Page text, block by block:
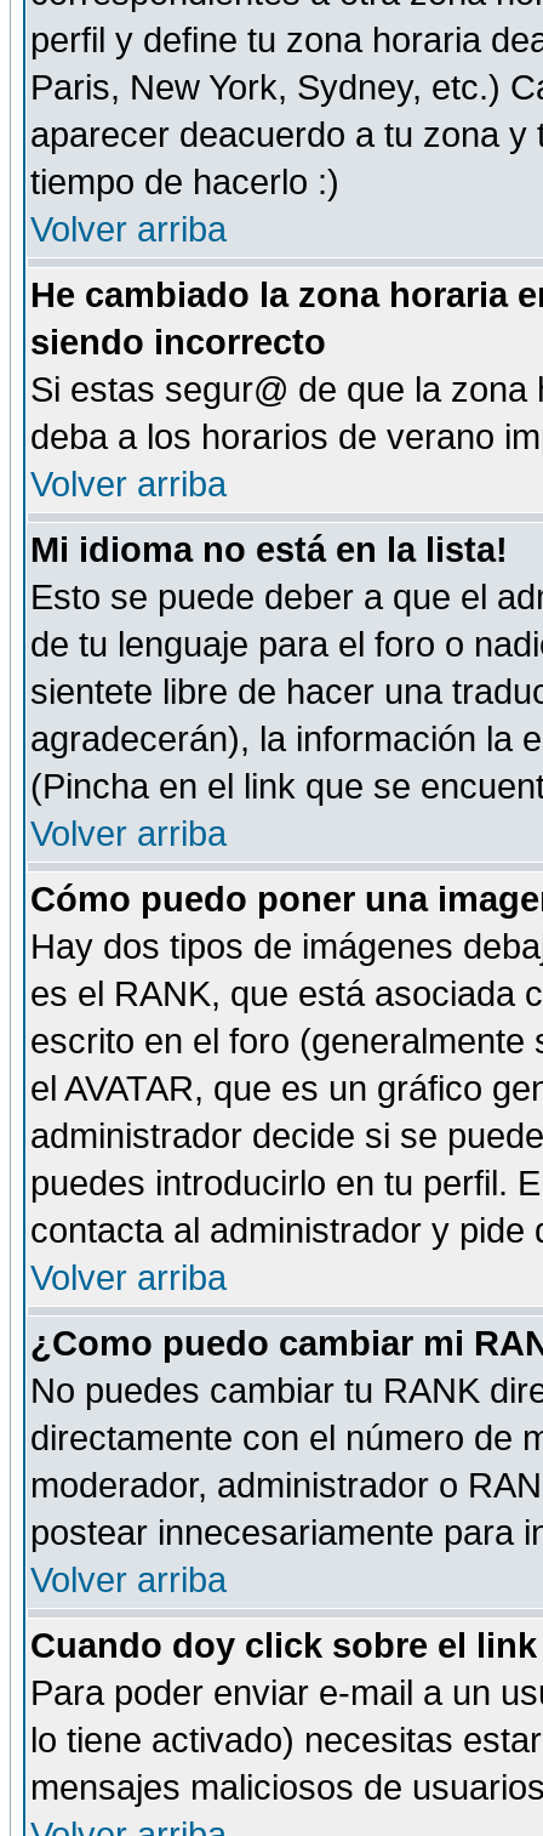
perfil y define tu zona horaria
Paris, New York, Sydney, etc.)
aparecer deacuerdo a tu zona
tiempo de hacerlo :)
Volver arriba
He cambiado la zona horaria
siendo incorrecto
Si estas segur@ de que la
deba a los horarios de verano
Volver arriba
Mi idioma no está en la lista!
Esto se puede deber a que el
de tu lenguaje para el foro o
sientete libre de hacer una
agradecerán), la información la
(Pincha en el link que se
Volver arriba
Cómo puedo poner una
Hay dos tipos de imágenes
es el RANK, que está asociada
escrito en el foro
el AVATAR, que es un gráfico
administrador decide si se
puedes introducirlo en tu perfil.
contacta al administrador y
Volver arriba
¿Como puedo cambiar mi
No puedes cambiar tu RANK
directamente con el número de
moderador, administrador o
postear innecesariamente para
Volver arriba
Cuando doy click sobre el
Para poder enviar e-mail a un
lo tiene activado) necesitas
mensajes maliciosos de